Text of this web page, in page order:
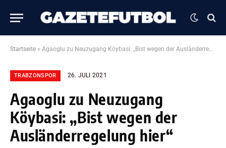
Startseite » Agaoglu zu Neuzugang Köybasi: „Bist wegen der Ausländerregelung hier“
TRABZONSPOR 26. JULI 2021
Agaoglu zu Neuzugang
Köybasi: „Bist wegen der
Ausländerregelung hier“